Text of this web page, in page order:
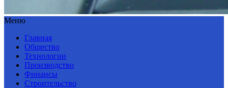
Меню
Главная
Общество
Технологии
Производство
Финансы
Строительство